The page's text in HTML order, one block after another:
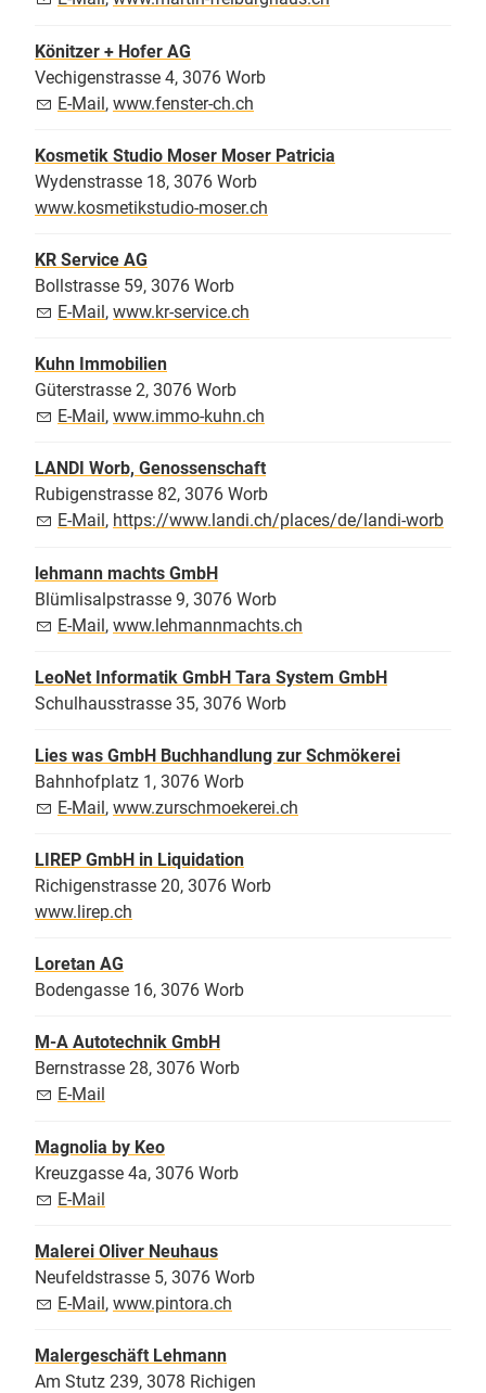
Könitzer + Hofer AG
Vechigenstrasse 4, 3076 Worb
E-Mail, www.fenster-ch.ch
Kosmetik Studio Moser Moser Patricia
Wydenstrasse 18, 3076 Worb
www.kosmetikstudio-moser.ch
KR Service AG
Bollstrasse 59, 3076 Worb
E-Mail, www.kr-service.ch
Kuhn Immobilien
Güterstrasse 2, 3076 Worb
E-Mail, www.immo-kuhn.ch
LANDI Worb, Genossenschaft
Rubigenstrasse 82, 3076 Worb
E-Mail , https://www.landi.ch/places/de/landi-worb
lehmann machts GmbH
Blümlisalpstrasse 9, 3076 Worb
E-Mail, www.lehmannmachts.ch
LeoNet Informatik GmbH Tara System GmbH
Schulhausstrasse 35, 3076 Worb
Lies was GmbH Buchhandlung zur Schmökerei
Bahnhofplatz 1, 3076 Worb
E-Mail, www.zurschmoekerei.ch
LIREP GmbH in Liquidation
Richigenstrasse 20, 3076 Worb
www.lirep.ch
Loretan AG
Bodengasse 16, 3076 Worb
M-A Autotechnik GmbH
Bernstrasse 28, 3076 Worb
E-Mail
Magnolia by Keo
Kreuzgasse 4a, 3076 Worb
E-Mail
Malerei Oliver Neuhaus
Neufeldstrasse 5, 3076 Worb
E-Mail, www.pintora.ch
Malergeschäft Lehmann
Am Stutz 239, 3078 Richigen